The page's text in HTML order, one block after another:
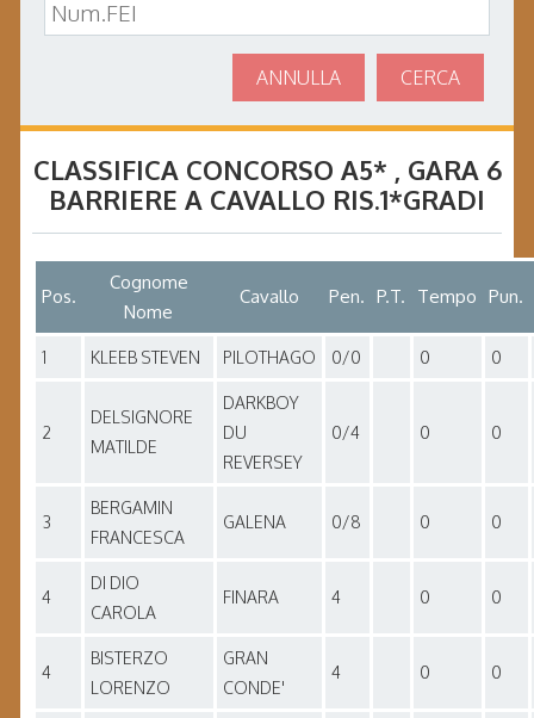
CERCA
ANNULLA
CLASSIFICA CONCORSO A5* , GARA 6
BARRIERE A CAVALLO RIS.1*GRADI
Pos.
Cognome
Nome
Cavallo Pen. P.T. Tempo Pun.
1 KLEEB STEVEN PILOTHAGO 0/0 0 0
2
DELSIGNORE
MATILDE
DARKBOY
DU
REVERSEY
0/4 0 0
3
BERGAMIN
FRANCESCA
GALENA 0/8 0 0
4
DI DIO
CAROLA
FINARA 4 0 0
4
BISTERZO
LORENZO
GRAN
CONDE'
4 0 0